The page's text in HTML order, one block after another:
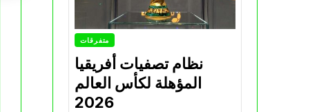
متفرقات
نظام تصفيات أفريقيا
المؤهلة لكأس العالم
2026